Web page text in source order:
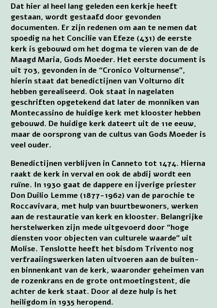
Dat hier al heel lang geleden een kerkje heeft
gestaan, wordt gestaafd door gevonden
documenten. Er zijn redenen om aan te nemen dat
spoedig na het Concilie van Efeze (431) de eerste
kerk is gebouwd om het dogma te vieren van de de
Maagd Maria, Gods Moeder. Het eerste document is
uit 703, gevonden in de “Cronico Volturnense”,
hierin staat dat benedictijnen van Volturno dit
hebben gerealiseerd. Ook staat in nagelaten
geschriften opgetekend dat later de monniken van
Montecassino de huidige kerk met klooster hebben
gebouwd. De huidige kerk dateert uit de 11e eeuw,
maar de oorsprong van de cultus van Gods Moeder is
veel ouder.
Benedictijnen verblijven in Canneto tot 1474. Hierna
raakt de kerk in verval en ook de abdij wordt een
ruïne. In 1930 gaat de dappere en ijverige priester
Don Duilio Lemme (1877-1962) van de parochie te
Roccavivara, met hulp van buurtbewoners, werken
aan de restauratie van kerk en klooster. Belangrijke
herstelwerken zijn mede uitgevoerd door “hoge
diensten voor objecten van culturele waarde” uit
Molise. Tenslotte heeft het bisdom Trivento nog
verfraaiingswerken laten uitvoeren aan de buiten-
en binnenkant van de kerk, waaronder geheimen van
de rozenkrans en de grote ontmoetingstent, die
achter de kerk staat. Door al deze hulp is het
heiligdom in 1935 heropend.